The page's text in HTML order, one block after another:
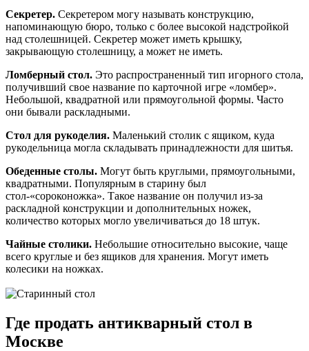
Секретер. Секретером могу называть конструкцию,
напоминающую бюро, только с более высокой надстройкой
над столешницей. Секретер может иметь крышку,
закрывающую столешницу, а может не иметь.
Ломберный стол. Это распространенный тип игорного стола,
получивший свое название по карточной игре «ломбер».
Небольшой, квадратной или прямоугольной формы. Часто
они бывали раскладными.
Стол для рукоделия. Маленький столик с ящиком, куда
рукодельница могла складывать принадлежности для шитья.
Обеденные столы. Могут быть круглыми, прямоугольными,
квадратными. Популярным в старину был
стол-«сороконожка». Такое название он получил из-за
раскладной конструкции и дополнительных ножек,
количество которых могло увеличиваться до 18 штук.
Чайные столики. Небольшие относительно высокие, чаще
всего круглые и без ящиков для хранения. Могут иметь
колесики на ножках.
Где продать антикварный стол в
Москве